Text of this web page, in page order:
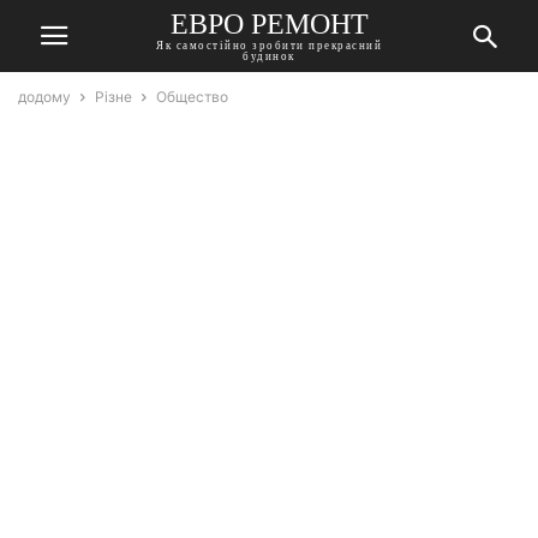
ЕВРО РЕМОНТ
Як самостійно зробити прекрасний
будинок
додому Різне Общество